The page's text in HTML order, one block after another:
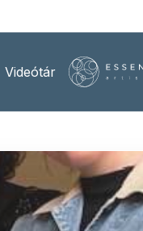
Videótár